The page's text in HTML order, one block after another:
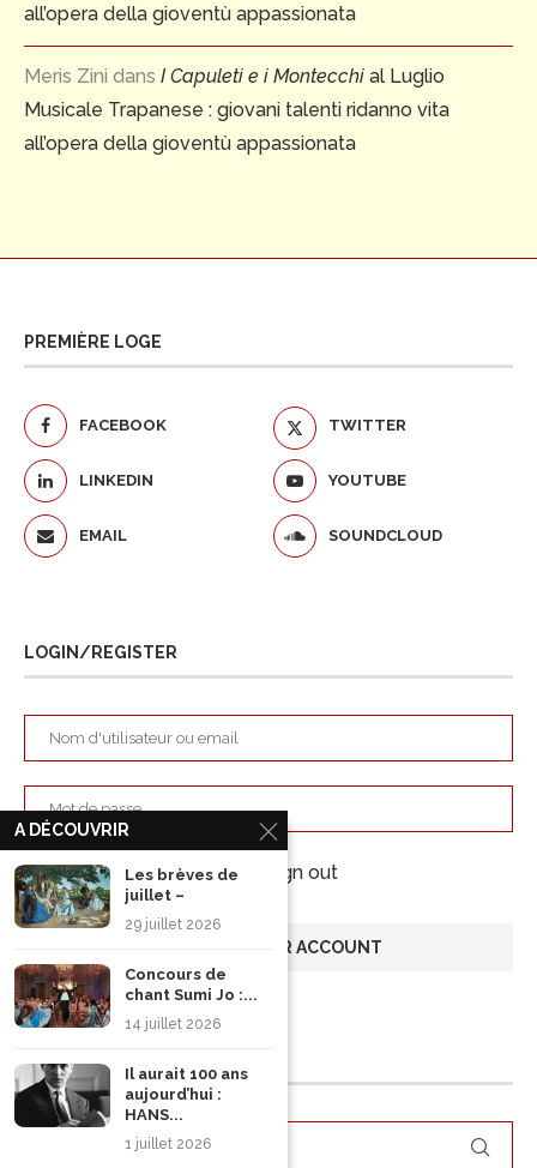
all’opera della gioventù appassionata
Meris Zini dans I Capuleti e i Montecchi al Luglio
Musicale Trapanese : giovani talenti ridanno vita
all’opera della gioventù appassionata
PREMIÈRE LOGE
FACEBOOK TWITTER
LINKEDIN YOUTUBE
EMAIL SOUNDCLOUD
LOGIN/REGISTER
Keep me signed in until I sign out
Forgot your password?
RECHERCHER
A DÉCOUVRIR
Les brèves de
juillet –
29 juillet 2026
Concours de
chant Sumi Jo :...
14 juillet 2026
Il aurait 100 ans
aujourd’hui :
HANS...
1 juillet 2026